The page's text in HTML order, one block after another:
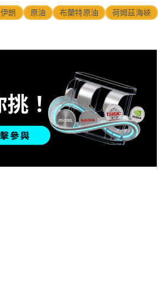
伊朗 原油 布蘭特原油 荷姆茲海峽